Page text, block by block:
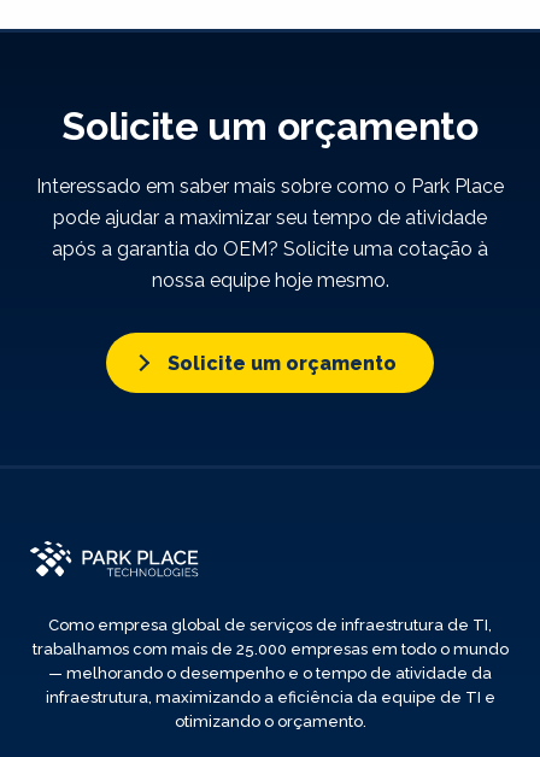
Solicite um orçamento
Interessado em saber mais sobre como o Park Place
pode ajudar a maximizar seu tempo de atividade
após a garantia do OEM? Solicite uma cotação à
nossa equipe hoje mesmo.
Solicite um orçamento
Como empresa global de serviços de infraestrutura de TI,
trabalhamos com mais de 25.000 empresas em todo o mundo
— melhorando o desempenho e o tempo de atividade da
infraestrutura, maximizando a eficiência da equipe de TI e
otimizando o orçamento.